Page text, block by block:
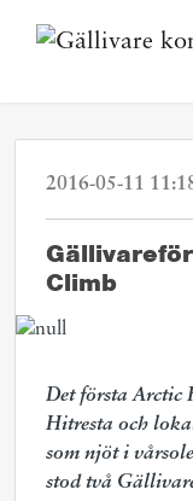
2016-05-11
Climb
Det första Arctic
Hitresta och
som njöt i
stod två